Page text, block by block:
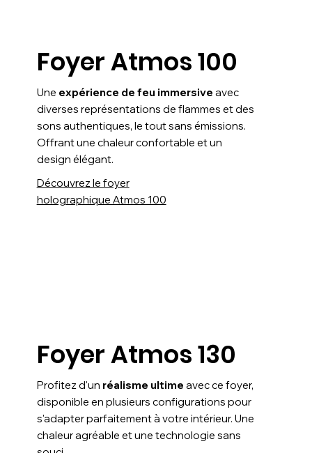
Foyer Atmos 100
Une expérience de feu immersive avec
diverses représentations de flammes et des
sons authentiques, le tout sans émissions.
Offrant une chaleur confortable et un
design élégant.
Découvrez le foyer
holographique Atmos 100
Foyer Atmos 130
Profitez d'un réalisme ultime avec ce foyer,
disponible en plusieurs configurations pour
s'adapter parfaitement à votre intérieur. Une
chaleur agréable et une technologie sans